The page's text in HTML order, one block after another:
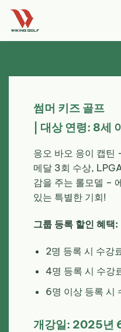
Skip
썸머 키즈 골프
| 대상 연령: 8세
응오 바오 응이 캡틴
메달 3회 수상,
감을 주는 롤모델 –
있는 특별한 기회!
그룹 등록 할인 혜택:
2명 등록 시 수강
4명 등록 시 수강
6명 이상 등록 시
개강일: 2025년